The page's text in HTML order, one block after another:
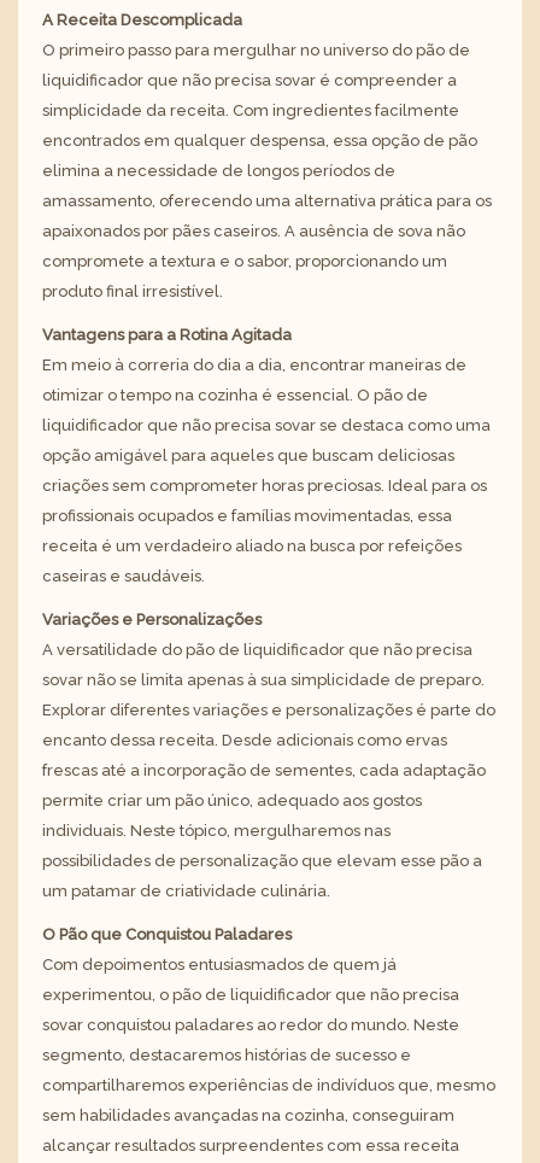
A Receita Descomplicada
O primeiro passo para mergulhar no universo do pão de
liquidificador que não precisa sovar é compreender a
simplicidade da receita. Com ingredientes facilmente
encontrados em qualquer despensa, essa opção de pão
elimina a necessidade de longos períodos de
amassamento, oferecendo uma alternativa prática para os
apaixonados por pães caseiros. A ausência de sova não
compromete a textura e o sabor, proporcionando um
produto final irresistível.
Vantagens para a Rotina Agitada
Em meio à correria do dia a dia, encontrar maneiras de
otimizar o tempo na cozinha é essencial. O pão de
liquidificador que não precisa sovar se destaca como uma
opção amigável para aqueles que buscam deliciosas
criações sem comprometer horas preciosas. Ideal para os
profissionais ocupados e famílias movimentadas, essa
receita é um verdadeiro aliado na busca por refeições
caseiras e saudáveis.
Variações e Personalizações
A versatilidade do pão de liquidificador que não precisa
sovar não se limita apenas à sua simplicidade de preparo.
Explorar diferentes variações e personalizações é parte do
encanto dessa receita. Desde adicionais como ervas
frescas até a incorporação de sementes, cada adaptação
permite criar um pão único, adequado aos gostos
individuais. Neste tópico, mergulharemos nas
possibilidades de personalização que elevam esse pão a
um patamar de criatividade culinária.
O Pão que Conquistou Paladares
Com depoimentos entusiasmados de quem já
experimentou, o pão de liquidificador que não precisa
sovar conquistou paladares ao redor do mundo. Neste
segmento, destacaremos histórias de sucesso e
compartilharemos experiências de indivíduos que, mesmo
sem habilidades avançadas na cozinha, conseguiram
alcançar resultados surpreendentes com essa receita